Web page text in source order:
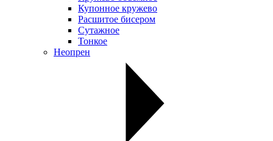
Купонное кружево
Расшитое бисером
Сутажное
Тонкое
Неопрен